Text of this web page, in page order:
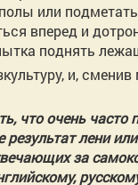
или
вперед и
поднять
и,
что очень
лени
за